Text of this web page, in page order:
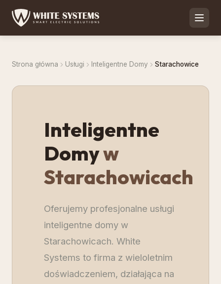
Strona główna Usługi Inteligentne Domy Starachowice
Inteligentne
Domyw
Starachowicach
Oferujemy profesjonalne usługi
inteligentne domy w
Starachowicach. White
Systems to firma z wieloletnim
doświadczeniem, działająca na